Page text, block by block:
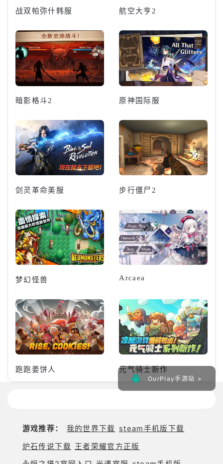
OurPlay手游站 >
战双帕弥什韩服 航空大亨2
暗影格斗2 原神国际服
剑灵革命美服 步行僵尸2
梦幻怪兽 Arcaea
跑跑姜饼人 元气骑士新作
游戏推荐： 我的世界下载 steam手机版下载
炉石传说下载 王者荣耀官方正版